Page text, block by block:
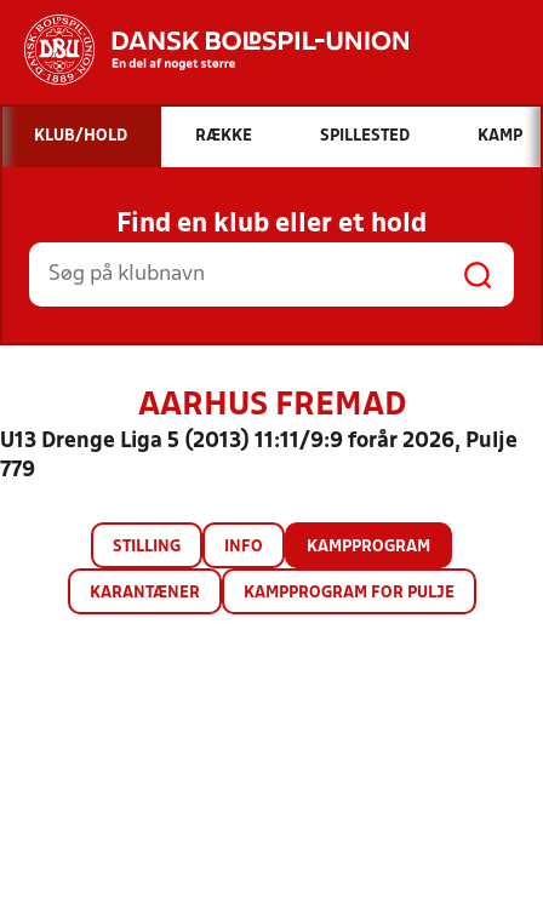
Hvad vil du søge efter?
INDHOLD OG NYHEDER
STILLINGER, RESULTATER, KLUBBER OG
HOLD
KLUB/HOLD RÆKKE SPILLESTED KAMP
Find en klub eller et hold
AARHUS FREMAD
U13 Drenge Liga 5 (2013) 11:11/9:9 forår 2026, Pulje
779
STILLING INFO KAMPPROGRAM
KARANTÆNER KAMPPROGRAM FOR PULJE